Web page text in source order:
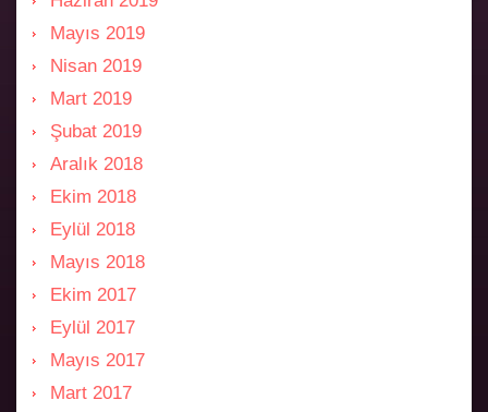
Mayıs 2019
Nisan 2019
Mart 2019
Şubat 2019
Aralık 2018
Ekim 2018
Eylül 2018
Mayıs 2018
Ekim 2017
Eylül 2017
Mayıs 2017
Mart 2017